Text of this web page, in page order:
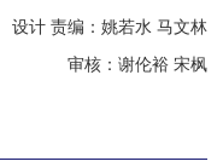
设计 责编：姚若水 马文林
审核： 谢伦裕宋枫